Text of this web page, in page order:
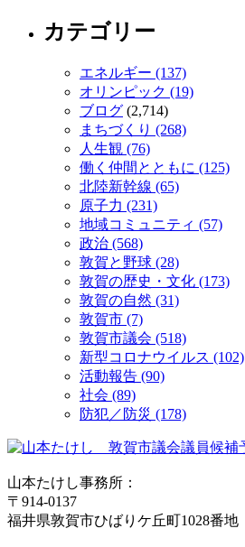
カテゴリー
エネルギー (137)
オリンピック (19)
ブログ (2,714)
まちづくり (268)
人生観 (76)
働く仲間とともに (125)
北陸新幹線 (65)
原子力 (231)
地域コミュニティ (57)
政治 (568)
敦賀と野球 (28)
敦賀の歴史・文化 (173)
敦賀の自然 (31)
敦賀市 (7)
敦賀市議会 (518)
新型コロナウイルス (102)
活動報告 (90)
社会 (89)
防犯／防災 (178)
山本たけし事務所：
〒914-0137
福井県敦賀市ひばりケ丘町1028番地